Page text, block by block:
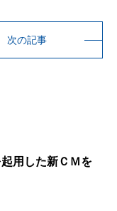
次の記事
用した新ＣＭを